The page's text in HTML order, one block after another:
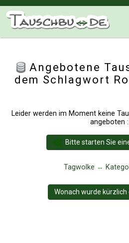
Angebotene
dem Schlagwort
Leider werden im Moment keine
angeboten
Bitte starten Sie
Tagwolke ↔
Wonach wurde